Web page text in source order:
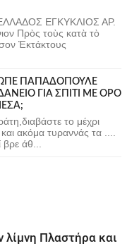
ΕΓΚΥΚΛΙΟΣ ΑΡ.
Πρὸς τοὺς κατὰ τὸ
Ἐκτάκτους
ΠΑΠΑΔΟΠΟΥΛΕ
ΓΙΑ ΣΠΙΤΙ ΜΕ ΟΡΟ
το μέχρι
ακόμα τυραννάς τα ....
άθ...